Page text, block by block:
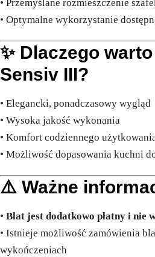
• Przemyślane rozmieszczenie
• Optymalne wykorzystanie
✨ Dlaczego
Sensiv III?
• Elegancki, ponadczasowy wygląd
• Wysoka jakość wykonania
• Komfort codziennego
• Możliwość dopasowania kuchni
⚠️ Ważne
• Blat jest dodatkowo płatny i nie
• Istnieje możliwość zamówienia
wykończeniach